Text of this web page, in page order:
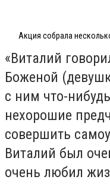
Акция собрала
«Виталий
Боженой
с ним что-
нехорошие
совершить
Виталий был
очень любил